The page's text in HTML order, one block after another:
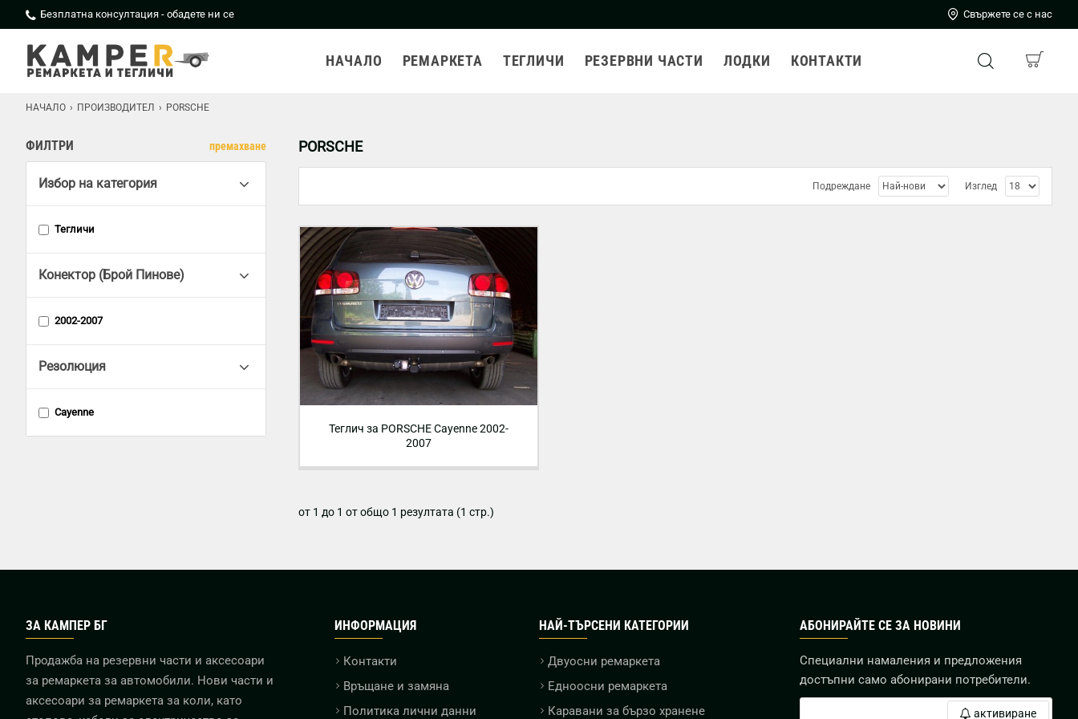
Безплатна консултация - обадете ни се Свържете се с нас
НАЧАЛО РЕМАРКЕТА ТЕГЛИЧИ РЕЗЕРВНИ ЧАСТИ ЛОДКИ КОНТАКТИ
НАЧАЛО ПРОИЗВОДИТЕЛ PORSCHE
ФИЛТРИ премахване
Избор на категория
Тегличи
Конектор (Брой Пинове)
2002-2007
Резолюция
Cayenne
PORSCHE
Подреждане Изглед
Теглич за PORSCHE Cayenne 2002-
2007
от 1 до 1 от общо 1 резултата (1 стр.)
ЗА КАМПЕР БГ
Продажба на резервни части и аксесоари
за ремаркета за автомобили. Нови части и
аксесоари за ремаркета за коли, като
ИНФОРМАЦИЯ
Контакти
Връщане и замяна
Политика лични данни
НАЙ-ТЪРСЕНИ КАТЕГОРИИ
Двуосни ремаркета
Едноосни ремаркета
Каравани за бързо хранене
АБОНИРАЙТЕ СЕ ЗА НОВИНИ
Специални намаления и предложения
достъпни само абонирани потребители.
активиране